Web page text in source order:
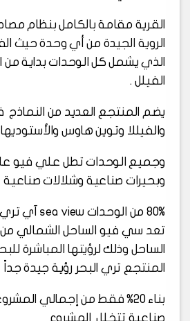
القرية مقامة بالكامل بنظام
الروية الجيدة من أي وحدة حيث
الذي يشمل كل الوحدات بداية من
الفيلل .
يضم المنتجع العديد من النماذج
والفيللا وتوين هاوس
وجميع الوحدات تطل علي فيو
وبحيرات صناعية وشلالات صناعية
80% من الوحدات sea view آي تري البحر
تعد سي فيو الساحل الشمالي
الساحل وذلك لرؤيتها المباشرة
المنتجع تري البحر رؤية جيدة جداً
بناء 20% فقط من إجمالي
صناعية تتخلل المشروع